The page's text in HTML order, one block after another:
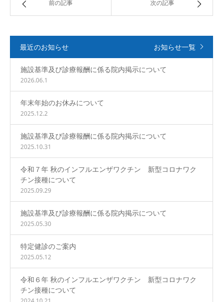
前の記事 次の記事
最近のお知らせ お知らせ一覧
施設基準及び診療報酬に係る院内掲示について
2026.06.1
年末年始のお休みについて
2025.12.2
施設基準及び診療報酬に係る院内掲示について
2025.10.31
令和７年 秋のインフルエンザワクチン 新型コロナワク
チン接種について
2025.09.29
施設基準及び診療報酬に係る院内掲示について
2025.05.30
特定健診のご案内
2025.05.12
令和６年 秋のインフルエンザワクチン 新型コロナワク
チン接種について